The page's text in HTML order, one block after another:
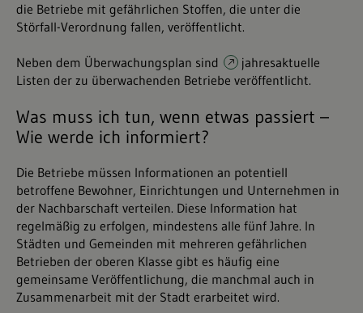
die Betriebe mit gefährlichen Stoffen, die unter die
Störfall-Verordnung fallen, veröffentlicht.
Neben dem Überwachungsplan sind
jahresaktuelle
Listen der zu überwachenden Betriebe veröffentlicht.
Was muss ich tun, wenn etwas passiert –
Wie werde ich informiert?
Die Betriebe müssen Informationen an potentiell
betroffene Bewohner, Einrichtungen und Unternehmen in
der Nachbarschaft verteilen. Diese Information hat
regelmäßig zu erfolgen, mindestens alle fünf Jahre. In
Städten und Gemeinden mit mehreren gefährlichen
Betrieben der oberen Klasse gibt es häufig eine
gemeinsame Veröffentlichung, die manchmal auch in
Zusammenarbeit mit der Stadt erarbeitet wird.